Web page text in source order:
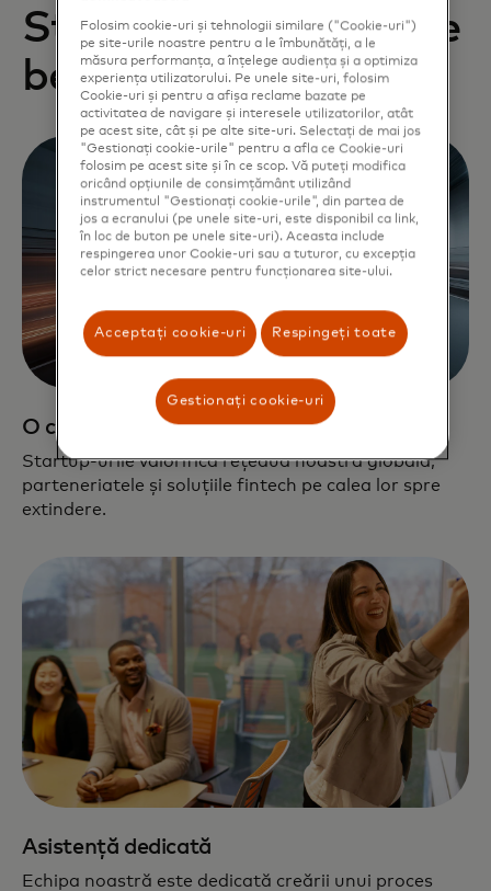
Startup-urile noastre
beneficiază de:
O cale rapidă către extindere
Startup-urile valorifică rețeaua noastră globală,
parteneriatele și soluțiile fintech pe calea lor spre
extindere.
Asistență dedicată
Echipa noastră este dedicată creării unui proces
Folosim cookie-uri și tehnologii similare ("Cookie-uri")
pe site-urile noastre pentru a le îmbunătăți, a le
măsura performanța, a înțelege audiența și a optimiza
experiența utilizatorului. Pe unele site-uri, folosim
Cookie-uri și pentru a afișa reclame bazate pe
activitatea de navigare și interesele utilizatorilor, atât
pe acest site, cât și pe alte site-uri. Selectați de mai jos
"Gestionați cookie-urile" pentru a afla ce Cookie-uri
folosim pe acest site și în ce scop. Vă puteți modifica
oricând opțiunile de consimțământ utilizând
instrumentul "Gestionați cookie-urile", din partea de
jos a ecranului (pe unele site-uri, este disponibil ca link,
în loc de buton pe unele site-uri). Aceasta include
respingerea unor Cookie-uri sau a tuturor, cu excepția
celor strict necesare pentru funcționarea site-ului.
Acceptați cookie-uri Respingeți toate
Gestionați cookie-uri